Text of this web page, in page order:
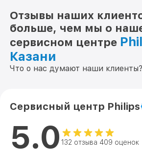
Отзывы наших
больше, чем мы о
сервисном центре
Казани
Что о нас думают наши клиенты?
Сервисный центр Philips
5.0 132 отзыва 409 оценок